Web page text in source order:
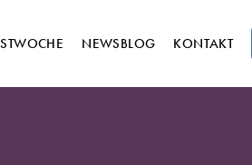
NEWSBLOG KONTAKT